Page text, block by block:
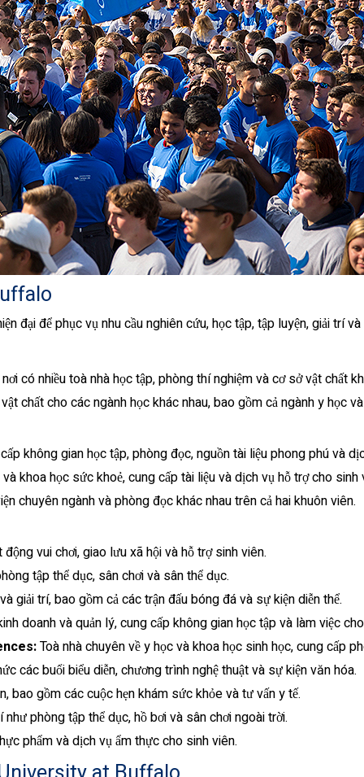
đại để phục vụ nhu cầu nghiên cứu, học tập, tập luyện, giải trí
có nhiều toà nhà học tập, phòng thí nghiệm và cơ sở vật chất
chất cho các ngành học khác nhau, bao gồm cả ngành y học
không gian học tập, phòng đọc, nguồn tài liệu phong phú và
khoa học sức khoẻ, cung cấp tài liệu và dịch vụ hỗ trợ cho sinh
chuyên ngành và phòng đọc khác nhau trên cả hai khuôn viên.
vui chơi, giao lưu xã hội và hỗ trợ sinh viên.
tập thể dục, sân chơi và sân thể dục.
giải trí, bao gồm cả các trận đấu bóng đá và sự kiện diễn thể.
doanh và quản lý, cung cấp không gian học tập và làm việc
Toà nhà chuyên về y học và khoa học sinh học, cung cấp
các buổi biểu diễn, chương trình nghệ thuật và sự kiện văn hóa.
bao gồm các cuộc hẹn khám sức khỏe và tư vấn y tế.
phòng tập thể dục, hồ bơi và sân chơi ngoài trời.
phẩm và dịch vụ ẩm thực cho sinh viên.